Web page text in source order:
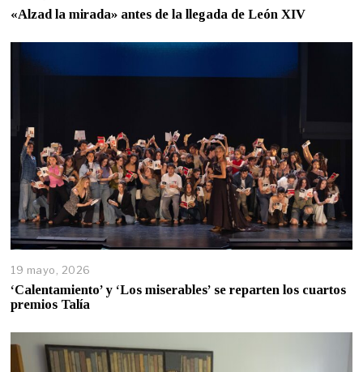
«Alzad la mirada» antes de la llegada de León XIV
19 mayo, 2026
‘Calentamiento’ y ‘Los miserables’ se reparten los cuartos
premios Talía